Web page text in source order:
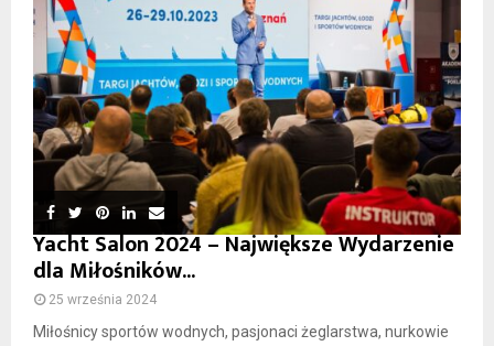
Yacht Salon 2024 – Największe Wydarzenie
dla Miłośników...
25 września 2024
Miłośnicy sportów wodnych, pasjonaci żeglarstwa, nurkowie